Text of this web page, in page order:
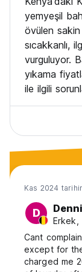
yemyeşil
övülen sakin
sıcakkanlı,
vurguluyor.
yıkama
ile ilgili
Kas 2024
D
Erkek,
Cant
except for the
charged me